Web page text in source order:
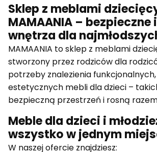
Sklep z meblami
MAMAANIA – bezpieczne
wnętrza dla
MAMAANIA to sklep z meblami
stworzony przez rodziców dla
potrzeby znalezienia
estetycznych mebli dla dzieci –
bezpieczną przestrzeń i rosną
Meble dla dzieci i
wszystko w jednym
W naszej ofercie znajdziesz: